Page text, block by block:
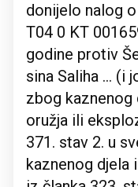
donijelo nalog
T04 0 KT
godine protiv
sina Saliha ... (i
zbog kaznenog
oružja ili
371. stav 2. u
kaznenog djela